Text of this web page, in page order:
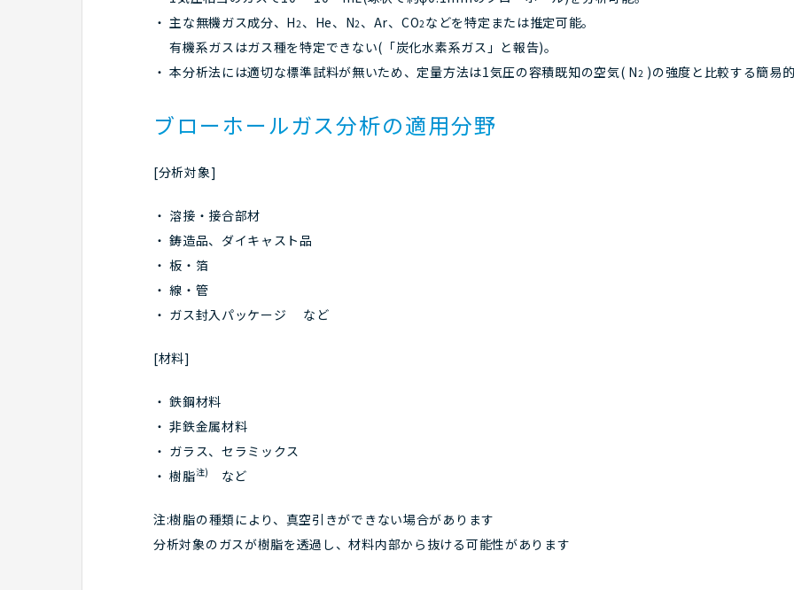
主な無機ガス成分、H2 、He、N2 、Ar、CO2 などを特定または推定可能。
有機系ガスはガス種を特定できない(「炭化水素系ガス」と報告)。
本分析法には適切な標準試料が無いため、定量方法は1気圧の容積既知の空気( N2 )の強度と比較する簡易的
ブローホールガス分析の適用分野
[分析対象]
溶接・接合部材
鋳造品、ダイキャスト品
板・箔
線・管
ガス封入パッケージ など
[材料]
鉄鋼材料
非鉄金属材料
ガラス、セラミックス
樹脂注) など
注:樹脂の種類により、真空引きができない場合があります
分析対象のガスが樹脂を透過し、材料内部から抜ける可能性があります